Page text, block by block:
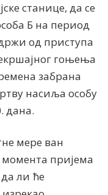
станице, да се
Б на период
од приступа
гоњења
забрана
насиља особу
дана.
мере ван
пријема
ли ће